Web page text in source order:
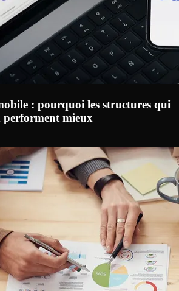
: pourquoi les structures qui
performent mieux